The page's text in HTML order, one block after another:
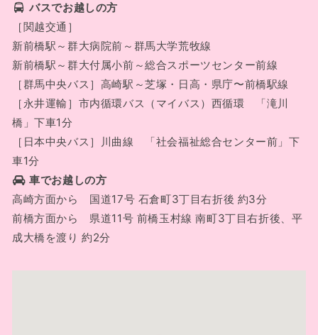
バスでお越しの方
［関越交通］
新前橋駅～群大病院前～群馬大学荒牧線
新前橋駅～群大付属小前～総合スポーツセンター前線
［群馬中央バス］高崎駅～芝塚・日高・県庁〜前橋駅線
［永井運輸］市内循環バス（マイバス）西循環 「滝川
橋」下車1分
［日本中央バス］川曲線 「社会福祉総合センター前」下
車1分
車でお越しの方
高崎方面から 国道17号 石倉町3丁目右折後 約3分
前橋方面から 県道11号 前橋玉村線 南町3丁目右折後、平
成大橋を渡り 約2分